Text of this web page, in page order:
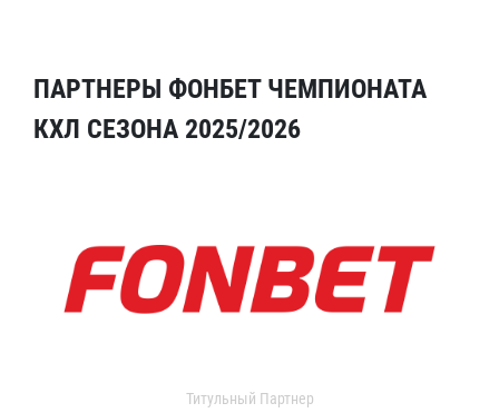
ПАРТНЕРЫ ФОНБЕТ ЧЕМПИОНАТА
КХЛ СЕЗОНА 2025/2026
Титульный Партнер